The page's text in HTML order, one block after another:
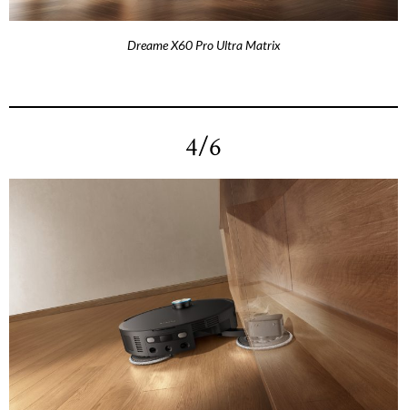
Dreame X60 Pro Ultra Matrix
4/6